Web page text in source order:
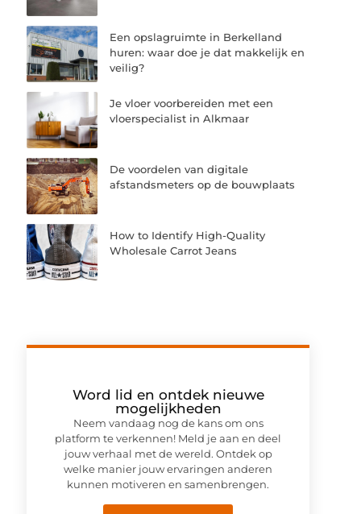
Een opslagruimte in Berkelland
huren: waar doe je dat makkelijk en
veilig?
Je vloer voorbereiden met een
vloerspecialist in Alkmaar
De voordelen van digitale
afstandsmeters op de bouwplaats
How to Identify High-Quality
Wholesale Carrot Jeans
Word lid en ontdek nieuwe
mogelijkheden
Neem vandaag nog de kans om ons
platform te verkennen! Meld je aan en deel
jouw verhaal met de wereld. Ontdek op
welke manier jouw ervaringen anderen
kunnen motiveren en samenbrengen.